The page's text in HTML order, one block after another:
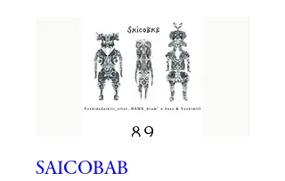
SAICOBAB